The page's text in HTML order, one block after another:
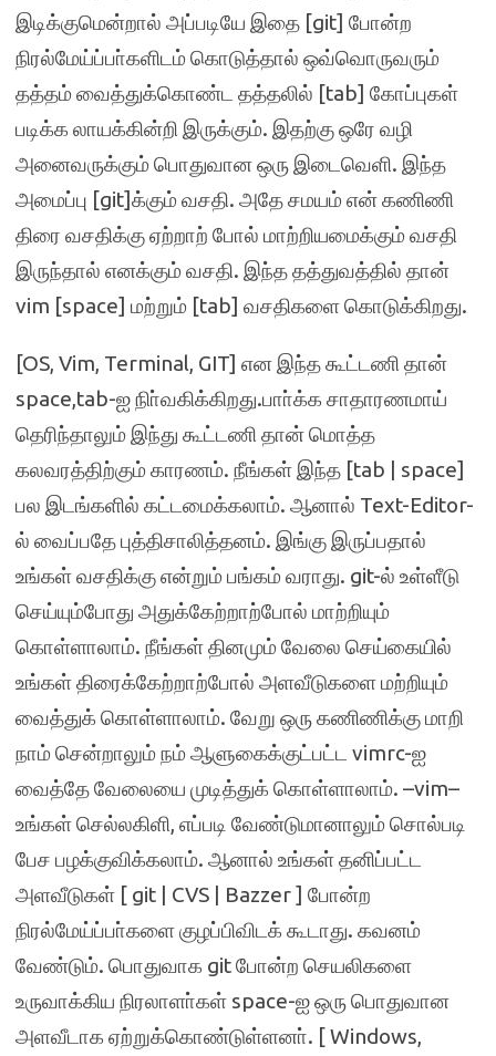
இடிக்குமென்றால் அப்படியே இதை [git] போன்ற
நிரல்மேய்ப்பா்களிடம் கொடுத்தால் ஒவ்வொருவரும்
தத்தம் வைத்துக்கொண்ட தத்தலில் [tab] கோப்புகள்
படிக்க லாயக்கின்றி இருக்கும். இதற்கு ஒரே வழி
அனைவருக்கும் பொதுவான ஒரு இடைவெளி. இந்த
அமைப்பு [git]க்கும் வசதி. அதே சமயம் என் கணிணி
திரை வசதிக்கு ஏற்றாற் போல் மாற்றியமைக்கும் வசதி
இருந்தால் எனக்கும் வசதி. இந்த தத்துவத்தில் தான்
vim [space] மற்றும் [tab] வசதிகளை கொடுக்கிறது.
[OS, Vim, Terminal, GIT] என இந்த கூட்டணி தான்
space,tab-ஐ நிா்வகிக்கிறது.பாா்க்க சாதாரணமாய்
தெரிந்தாலும் இந்து கூட்டணி தான் மொத்த
கலவரத்திற்கும் காரணம். நீங்கள் இந்த [tab | space]
பல இடங்களில் கட்டமைக்கலாம். ஆனால் Text-Editor-
ல் வைப்பதே புத்திசாலித்தனம். இங்கு இருப்பதால்
உங்கள் வசதிக்கு என்றும் பங்கம் வராது. git-ல் உள்ளீடு
செய்யும்போது அதுக்கேற்றாற்போல் மாற்றியும்
கொள்ளாலாம். நீங்கள் தினமும் வேலை செய்கையில்
உங்கள் திரைக்கேற்றாற்போல் அளவீடுகளை மற்றியும்
வைத்துக் கொள்ளாலாம். வேறு ஒரு கணிணிக்கு மாறி
நாம் சென்றாலும் நம் ஆளுகைக்குட்பட்ட vimrc-ஐ
வைத்தே வேலையை முடித்துக் கொள்ளாலாம். –vim–
உங்கள் செல்லகிளி, எப்படி வேண்டுமானாலும் சொல்படி
பேச பழக்குவிக்கலாம். ஆனால் உங்கள் தனிப்பட்ட
அளவீடுகள் [ git | CVS | Bazzer ] போன்ற
நிரல்மேய்ப்பா்களை குழப்பிவிடக் கூடாது. கவனம்
வேண்டும். பொதுவாக git போன்ற செயலிகளை
உருவாக்கிய நிரலாளா்கள் space-ஐ ஒரு பொதுவான
அளவீடாக ஏற்றுக்கொண்டுள்ளனா். [ Windows,